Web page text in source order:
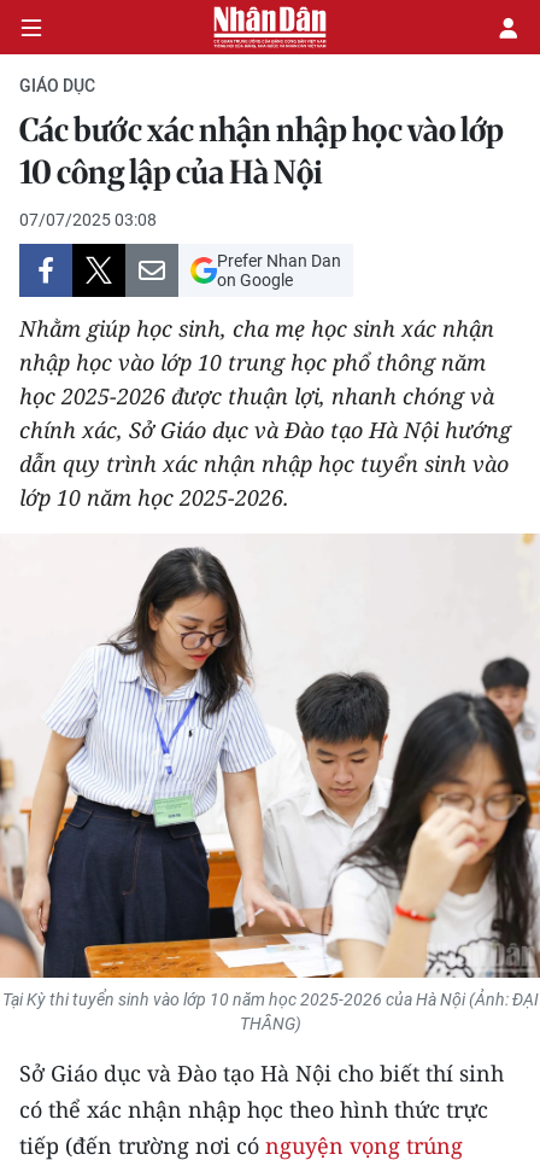
CHÍNH TRỊ
KINH TẾ
VĂN HÓA
XÃ HỘI
PHÁP LUẬT
DU LỊCH
THẾ GIỚI
GIÁO DỤC
KHOA HỌC - CÔNG NGHỆ
MÔI TRƯỜNG
BẠN ĐỌC
KIỂM CHỨNG THÔNG TIN
TRI THỨC CHUYÊN SÂU
CHƯƠNG TRÌNH OCOP - MỖI XÃ
MỘT SẢN PHẨM
GIÁO DỤC
Các bước xác nhận nhập học vào lớp
10 công lập của Hà Nội
07/07/2025 03:08
Prefer Nhan Dan
on Google
Nhằm giúp học sinh, cha mẹ học sinh xác nhận
nhập học vào lớp 10 trung học phổ thông năm
học 2025-2026 được thuận lợi, nhanh chóng và
chính xác, Sở Giáo dục và Đào tạo Hà Nội hướng
dẫn quy trình xác nhận nhập học tuyển sinh vào
lớp 10 năm học 2025-2026.
Tại Kỳ thi tuyển sinh vào lớp 10 năm học 2025-2026 của Hà Nội (Ảnh: ĐẠI
THÂNG)
Sở Giáo dục và Đào tạo Hà Nội cho biết thí sinh
có thể xác nhận nhập học theo hình thức trực
tiếp (đến trường nơi có nguyện vọng trúng